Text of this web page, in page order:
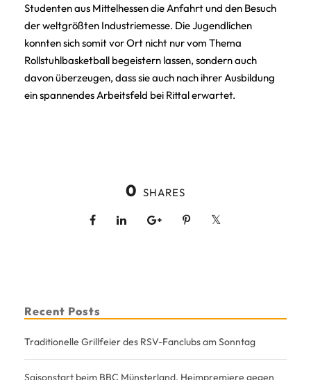
Studenten aus Mittelhessen die Anfahrt und den Besuch
der weltgrößten Industriemesse. Die Jugendlichen
konnten sich somit vor Ort nicht nur vom Thema
Rollstuhlbasketball begeistern lassen, sondern auch
davon überzeugen, dass sie auch nach ihrer Ausbildung
ein spannendes Arbeitsfeld bei Rittal erwartet.
0 SHARES
Recent Posts
Traditionelle Grillfeier des RSV-Fanclubs am Sonntag
Saisonstart beim BBC Münsterland, Heimpremiere gegen